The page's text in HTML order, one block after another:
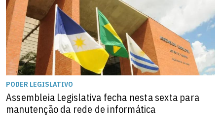
PODER LEGISLATIVO
Assembleia Legislativa fecha nesta sexta para
manutenção da rede de informática